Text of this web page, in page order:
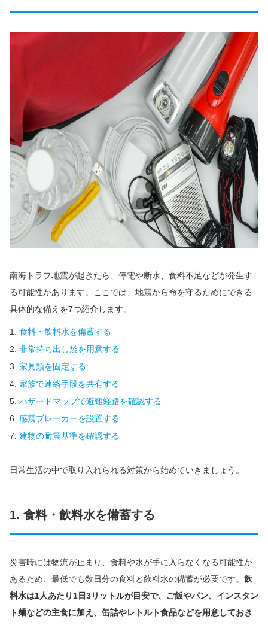
南海トラフ地震が起きたら、停電や断水、食料不足などが発生す
る可能性があります。ここでは、地震から命を守るためにできる
具体的な備えを7つ紹介します。
食料・飲料水を備蓄する
非常持ち出し袋を用意する
家具類を固定する
家族で連絡手段を共有する
ハザードマップで避難経路を確認する
感震ブレーカーを設置する
建物の耐震基準を確認する
日常生活の中で取り入れられる対策から始めていきましょう。
1. 食料・飲料水を備蓄する
災害時には物流が止まり、食料や水が手に入らなくなる可能性が
あるため、最低でも数日分の食料と飲料水の備蓄が必要です。 飲
料水は1人あたり1日3リットルが目安で、ご飯やパン、インスタン
ト麺などの主食に加え、缶詰やレトルト食品などを用意しておき